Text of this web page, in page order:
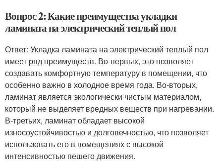
Вопрос 2: Какие преимущества укладки
ламината на электрический теплый пол
Ответ: Укладка ламината на электрический теплый пол
имеет ряд преимуществ. Во-первых, это позволяет
создавать комфортную температуру в помещении, что
особенно важно в холодное время года. Во-вторых,
ламинат является экологически чистым материалом,
который не выделяет вредных веществ при нагревании.
В-третьих, ламинат обладает высокой
износоустойчивостью и долговечностью, что позволяет
использовать его в помещениях с высокой
интенсивностью пешего движения.